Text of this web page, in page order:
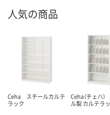
人気の商品
Ceha スチールカルテ
ラック
Ceha（チェハ
ル製 カルテラ